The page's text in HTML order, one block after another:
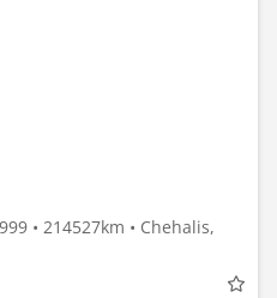
• 214527km • Chehalis,